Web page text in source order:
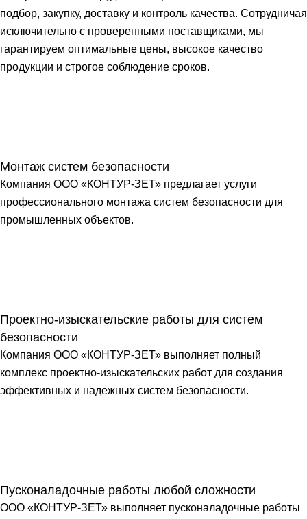
подбор, закупку, доставку и контроль качества. Сотрудничая
исключительно с проверенными поставщиками, мы
гарантируем оптимальные цены, высокое качество
продукции и строгое соблюдение сроков.
Монтаж систем безопасности
Компания ООО «КОНТУР-ЗЕТ» предлагает услуги
профессионального монтажа систем безопасности для
промышленных объектов.
Проектно-изыскательские работы для систем
безопасности
Компания ООО «КОНТУР-ЗЕТ» выполняет полный
комплекс проектно-изыскательских работ для создания
эффективных и надежных систем безопасности.
Пусконаладочные работы любой сложности
ООО «КОНТУР-ЗЕТ» выполняет пусконаладочные работы